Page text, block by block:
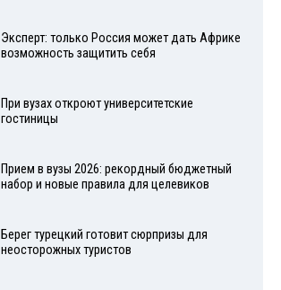
Эксперт: только Россия может дать Африке
возможность защитить себя
При вузах откроют университетские
гостиницы
Прием в вузы 2026: рекордный бюджетный
набор и новые правила для целевиков
Берег турецкий готовит сюрпризы для
неосторожных туристов